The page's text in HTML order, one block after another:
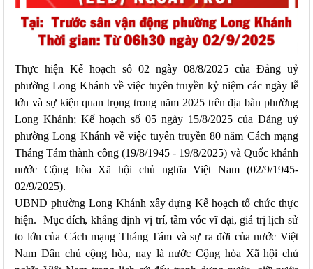
Thực hiện Kế hoạch số 02 ngày 08/8/2025 của Đảng uỷ
phường Long Khánh về việc tuyên truyền kỷ niệm các ngày lễ
lớn và sự kiện quan trọng trong năm 2025 trên địa bàn phường
Long Khánh; Kế hoạch số 05 ngày 15/8/2025 của Đảng uỷ
phường Long Khánh về việc tuyên truyền 80 năm Cách mạng
Tháng Tám thành công (19/8/1945 - 19/8/2025) và Quốc khánh
nước Cộng hòa Xã hội chủ nghĩa Việt Nam (02/9/1945-
02/9/2025).
UBND phường Long Khánh xây dựng Kế hoạch tổ chức thực
hiện. Mụcđích, khẳng định vị trí, tầm vóc vĩ đại, giá trị lịch sử
to lớn của Cách mạng Tháng Tám và sự ra đời của nước Việt
Nam Dân chủ cộng hòa, nay là nước Cộng hòa Xã hội chủ